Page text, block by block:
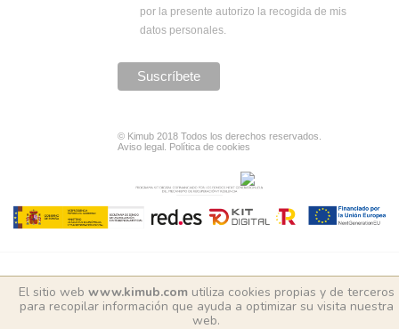
por la presente autorizo la recogida de mis
datos personales.
© Kimub 2018 Todos los derechos reservados.
Aviso legal Política de cookies
El sitio web www.kimub.comutiliza cookies propias y de terceros
para recopilar información que ayuda a optimizar su visita nuestra
web.